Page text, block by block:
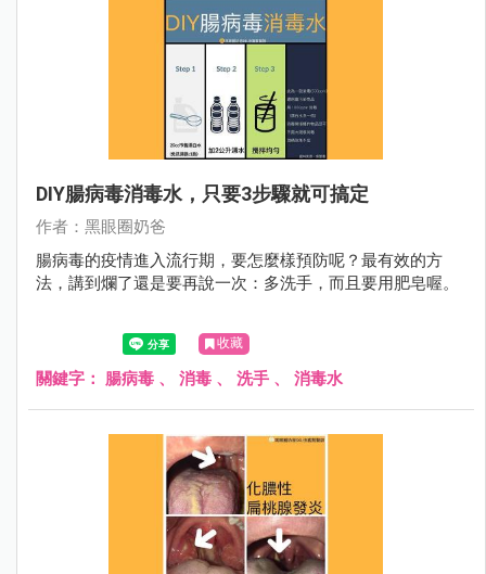
DIY腸病毒消毒水，只要3步驟就可搞定
作者：黑眼圈奶爸
腸病毒的疫情進入流行期，要怎麼樣預防呢？最有效的方
法，講到爛了還是要再說一次：多洗手，而且要用肥皂喔。
收藏
關鍵字： 腸病毒 、 消毒 、 洗手 、 消毒水